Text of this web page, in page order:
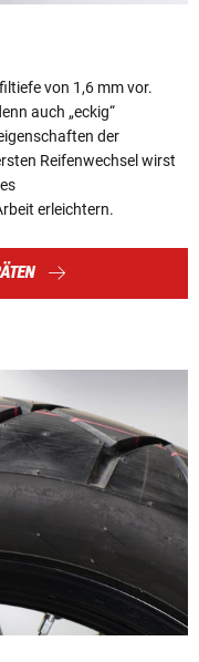
von 1,6 mm vor.
auch „eckig“
der
Reifenwechsel wirst
erleichtern.